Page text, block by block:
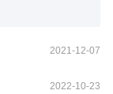
2021-12-07
2022-10-23